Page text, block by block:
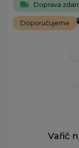
Doprava
Doporučujeme
Vařič